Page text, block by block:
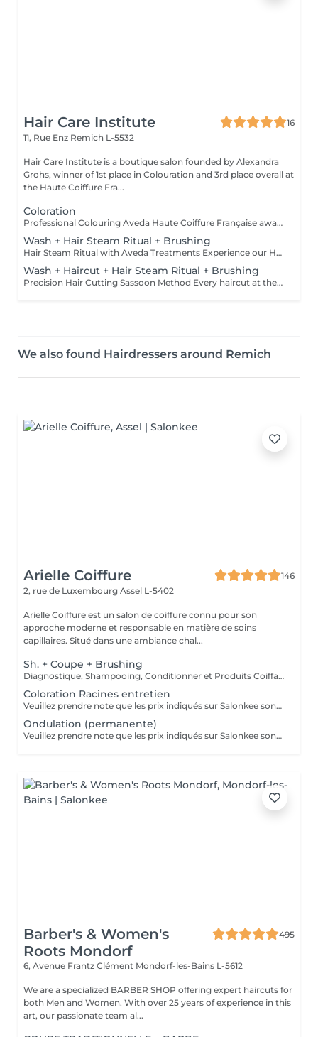
Hair Care Institute
16
11, Rue Enz Remich L-5532
Hair Care Institute is a boutique salon founded by Alexandra
Grohs, winner of 1st place in Colouration and 3rd place overall at
the Haute Coiffure Fra...
Coloration
Professional Colouring Aveda Haute Coiffure Française award winner for Best Colouration, personally mixes and applies Aveda professional hair colours. Aveda hair colours is a plantpowered, salonexclusive system that allows us to create truly personalised colour formulas for each client not premixed, boxed colours. Every shade is hand-blended, combining base pigments, tones, and modifiers to achieve exactly the result you desire. Aveda colour is 96% naturally derived on average, vegan and made with botanical conditioners that nourish hair during the colouring process, helping it feel softer and appear shinier. Permanent Colour - Longlasting shade with rich depth and true tone - Fullcoverage options suitable for clients seeking durable results DemiPermanent Colour - Softer, toneenhancing colour that fades gradually - Ideal for refreshing existing tones, adding dimension, or blending grey - Enhances shine and condition without permanent commitment
Wash + Hair Steam Ritual + Brushing
Hair Steam Ritual with Aveda Treatments Experience our Hair Steam Ritual with Aveda Botanical Repair, Nutriplenish, or Scalp Solutions. Using a hair sauna with active ozone, the steam opens the hair cuticle and enhances absorption of nourishing ingredients, leaving hair stronger, softer, and radiant. - Botanical Repair - Repairs and strengthens damaged hair - Nutriplenish - Deep hydration and softness - Scalp Solutions - Balances and revitalizes the scalp
Wash + Haircut + Hair Steam Ritual + Brushing
Precision Hair Cutting Sassoon Method Every haircut at the Hair Care Institute is crafted using Sassoon cutting principles, combining geometric precision with structural design. By working with squares, triangles, and arcs, we create balanced shapes, natural movement, and seamless graduation tailored to your hair texture and face shape. Hair Steam Ritual with Aveda Treatments Experience our Hair Steam Ritual with Aveda Botanical Repair, Nutriplenish, or Scalp Solutions. Using a hair sauna with active ozone, the steam opens the hair cuticle and enhances absorption of nourishing ingredients, leaving hair stronger, softer, and radiant. - Botanical Repair Repairs and strengthens damaged hair - Nutriplenish Deep hydration and softness - Scalp Solutions Balances and revitalizes the scalp
We also found Hairdressers around Remich
Arielle Coiffure
146
2, rue de Luxembourg Assel L-5402
Arielle Coiffure est un salon de coiffure connu pour son
approche moderne et responsable en matière de soins
capillaires. Situé dans une ambiance chal...
Sh. + Coupe + Brushing
Diagnostique, Shampooing, Conditionner et Produits Coiffants inclus
Coloration Racines entretien
Veuillez prendre note que les prix indiqués sur Salonkee sont communiqués à titre informatif et s'entendent de base. Ces derniers sont susceptibles de varier selon le diagnostic réalisé à votre arrivée au salon et l'expertise du professionnel à qui vous confiez votre beauté. Dans tous les cas, un devis précis vous sera proposé et toutes réalisations de prestations seront effectuées avec votre accord. Un grand merci d'avance pour votre compréhension. Au plaisir de vous recevoir très vite.
Ondulation (permanente)
Veuillez prendre note que les prix indiqués sur Salonkee sont communiqués à titre informatif et s'entendent de base. Ces derniers sont susceptibles de varier selon le diagnostic réalisé à votre arrivée au salon et l'expertise du professionnel à qui vous confiez votre beauté. Dans tous les cas, un devis précis vous sera proposé et toutes réalisations de prestations seront effectuées avec votre accord. Un grand merci d'avance pour votre compréhension. Au plaisir de vous recevoir très vite.
Barber's & Women's
Roots Mondorf
495
6, Avenue Frantz Clément Mondorf-les-Bains L-5612
We are a specialized BARBER SHOP offering expert haircuts for
both Men and Women. With over 25 years of experience in this
art, our passionate team al...